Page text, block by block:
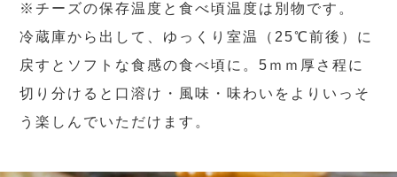
※チーズの保存温度と食べ頃温度は別物です。
冷蔵庫から出して、ゆっくり室温（25℃前後）に
戻すとソフトな食感の食べ頃に。5ｍｍ厚さ程に
切り分けると口溶け・風味・味わいをよりいっそ
う楽しんでいただけます。